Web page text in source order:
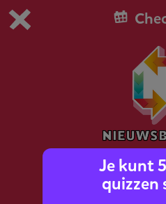
Dit is de gratis
0
Weren,
Je kunt
quizzen